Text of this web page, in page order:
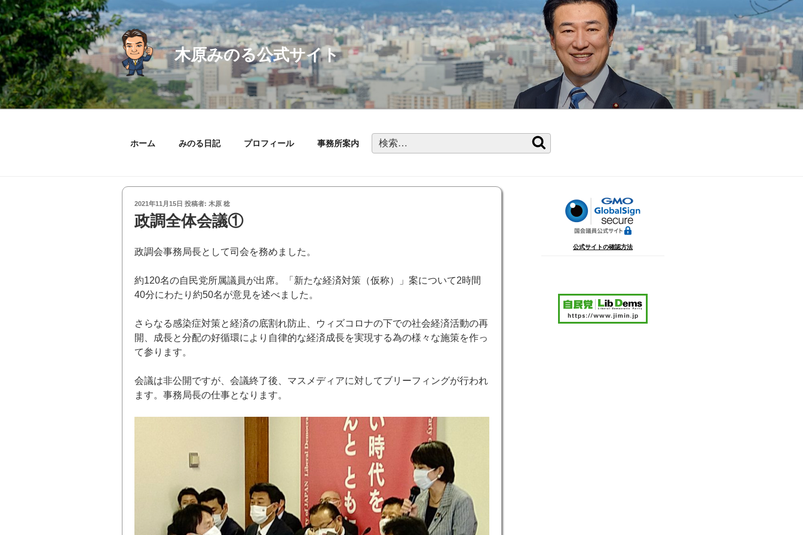
コ
ン
テ
ン
ツ
へ
ス
キ
木原みのる公式サイト
ホーム みのる日記 プロフィール 事務所案内
検
索:
索
投
日:
2021年11月15日 投稿者: 木原 稔
政調全体会議①
政調会事務局長として司会を務めました。
約120名の自民党所属議員が出席。「新たな経済対策（仮称）」案について2時間
40分にわたり約50名が意見を述べました。
さらなる感染症対策と経済の底割れ防止、ウィズコロナの下での社会経済活動の再
開、成長と分配の好循環により自律的な経済成長を実現する為の様々な施策を作っ
て参ります。
会議は非公開ですが、会議終了後、マスメディアに対してブリーフィングが行われ
ます。事務局長の仕事となります。
公式サイトの確認方法